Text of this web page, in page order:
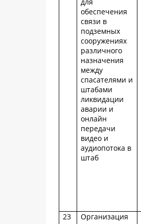
обеспечения
связи в
подземных
сооружениях
различного
назначения
между
спасателями и
штабами
ликвидации
аварии и
онлайн
передачи
видео и
аудиопотока в
штаб
23
Организация